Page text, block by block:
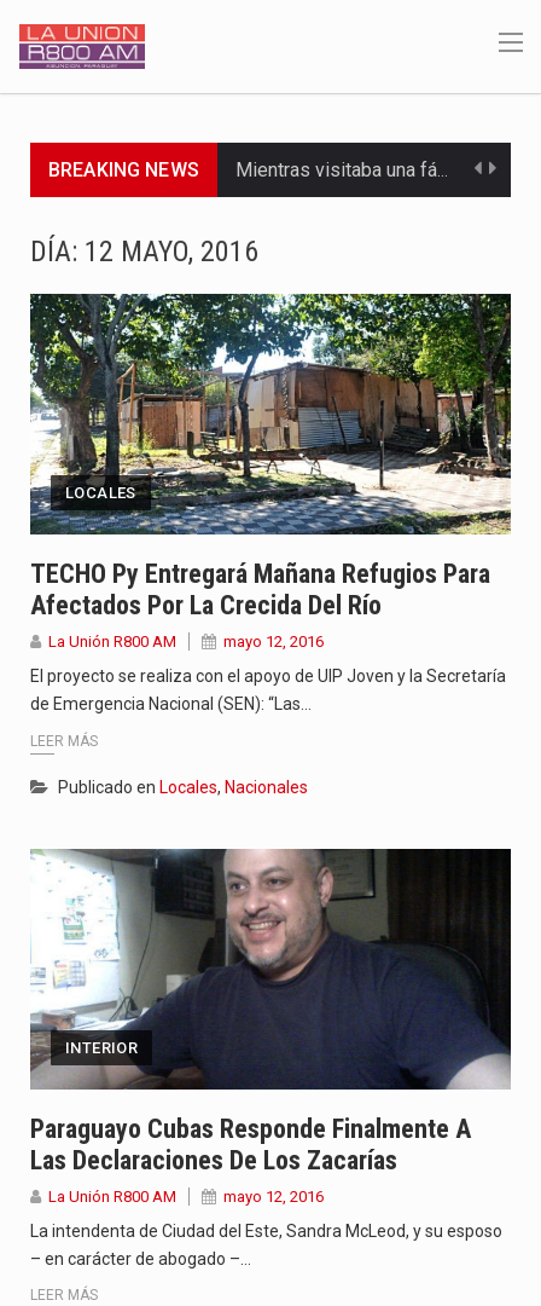
BREAKING NEWS Mientras visitaba una fábrica de armamentos en San Paulo, el…
Para Tania, una paraguaya de 33 años que reside en…
El presidente de la República se encontraba en el aeropuerto…
Una familia atravesó momentos de extrema tensión durante la madrugada…
Fretes se refirió concretamente al recorrido que realizó este jueves…
“La situación no está tan mala en el Ministerio de…
Hace casi dos meses que Rivas dejó el Senado y,…
DÍA: 12 MAYO, 2016
LOCALES
TECHO Py Entregará Mañana Refugios Para
Afectados Por La Crecida Del Río
La Unión R800 AM mayo 12, 2016
El proyecto se realiza con el apoyo de UIP Joven y la Secretaría
de Emergencia Nacional (SEN): “Las…
LEER MÁS
Publicado en Locales, Nacionales
INTERIOR
Paraguayo Cubas Responde Finalmente A
Las Declaraciones De Los Zacarías
La Unión R800 AM mayo 12, 2016
La intendenta de Ciudad del Este, Sandra McLeod, y su esposo
– en carácter de abogado –…
LEER MÁS